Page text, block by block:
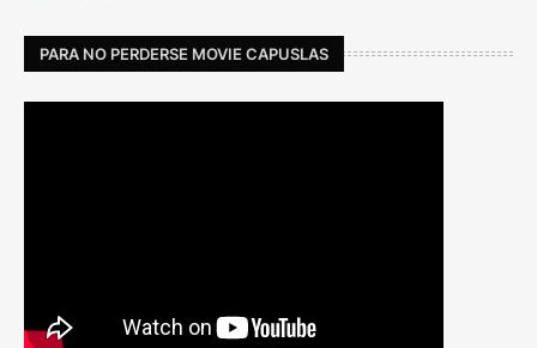
PARA NO PERDERSE MOVIE CAPUSLAS